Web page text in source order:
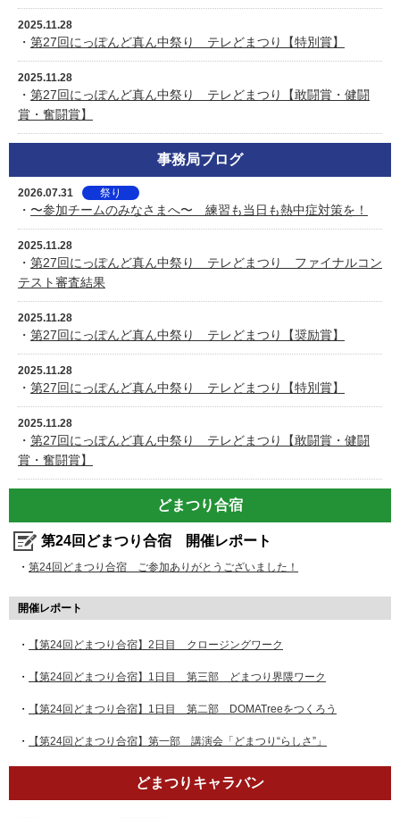
2025.11.28
・ 第27回にっぽんど真ん中祭り テレどまつり【特別賞】
2025.11.28
・ 第27回にっぽんど真ん中祭り テレどまつり【敢闘賞・健闘
賞・奮闘賞】
事務局ブログ
2026.07.31 祭り
・ 〜参加チームのみなさまへ〜 練習も当日も熱中症対策を！
2025.11.28
・ 第27回にっぽんど真ん中祭り テレどまつり ファイナルコン
テスト審査結果
2025.11.28
・ 第27回にっぽんど真ん中祭り テレどまつり【奨励賞】
2025.11.28
・ 第27回にっぽんど真ん中祭り テレどまつり【特別賞】
2025.11.28
・ 第27回にっぽんど真ん中祭り テレどまつり【敢闘賞・健闘
賞・奮闘賞】
どまつり合宿
第24回どまつり合宿 開催レポート
・ 第24回どまつり合宿 ご参加ありがとうございました！
開催レポート
・ 【第24回どまつり合宿】2日目 クロージングワーク
・ 【第24回どまつり合宿】1日目 第三部 どまつり界隈ワーク
・ 【第24回どまつり合宿】1日目 第二部 DOMATreeをつくろう
・ 【第24回どまつり合宿】第一部 講演会「どまつり“らしさ”」
どまつりキャラバン